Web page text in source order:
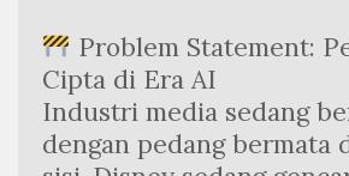
Problem Statement:
Cipta di Era AI
Industri media sedang
dengan pedang bermata